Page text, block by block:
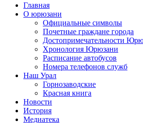
Главная
О юрюзани
Официальные символы
Почетные граждане города
Достопримечательности
Хронология Юрюзани
Расписание автобусов
Номера телефонов служб
Наш Урал
Горнозаводские
Красная книга
Новости
История
Медиатека